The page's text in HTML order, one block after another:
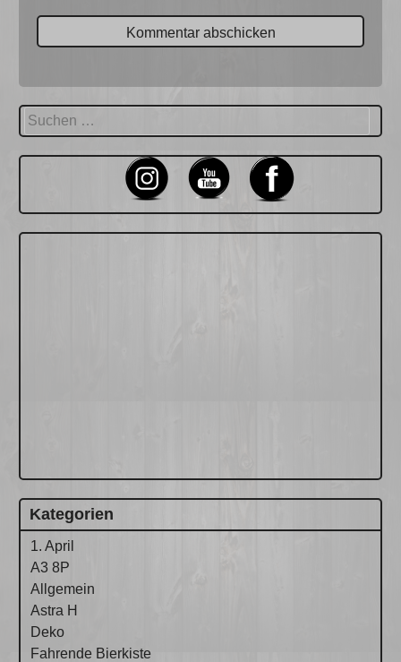
Suchen
nach:
Kategorien
1. April
A3 8P
Allgemein
Astra H
Deko
Fahrende Bierkiste